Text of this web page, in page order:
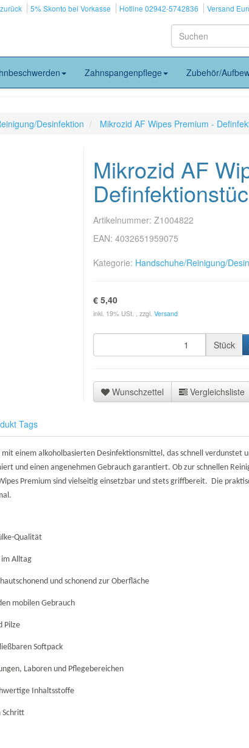
5% Skonto bei Vorkasse Hotline 02942-5742836 Versand
Zahnspangenpflege Zubehör/
Desinfektion Mikrozid AF Wipes Premium -
Mikrozid AF
Artikelnummer: Z1004822
EAN: 4032651959075
Kategorie: Handschuhe/Reinigung/
€ 5,40
inkl. 19% USt. , zzgl. Versand
Stück
Wunschzettel Vergleichsliste
Tags
einem alkoholbasierten Desinfektionsmittel, das schnell verdunstet
und einen angenehmen Gebrauch garantiert. Ob zur schnellen
Premium sind vielseitig einsetzbar und stets griffbereit. Die
Qualität
im Alltag
und schonend zur Oberfläche
mobilen Gebrauch
Pilze
Softpack
Laboren und Pflegebereichen
Inhaltsstoffe
Schritt